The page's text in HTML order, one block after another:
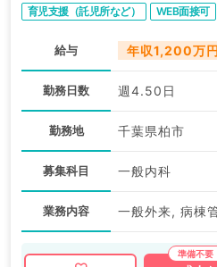
育児支援（託児所など） WEB面接可
給与 年収1,200万
勤務日数 週4.50日
勤務地 千葉県柏市
募集科目 一般内科
業務内容 一般外来, 病棟